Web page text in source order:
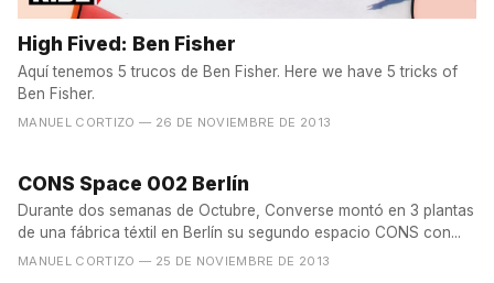
High Fived: Ben Fisher
Aquí tenemos 5 trucos de Ben Fisher. Here we have 5 tricks of
Ben Fisher.
MANUEL CORTIZO — 26 DE NOVIEMBRE DE 2013
CONS Space 002 Berlín
Durante dos semanas de Octubre, Converse montó en 3 plantas
de una fábrica téxtil en Berlín su segundo espacio CONS con...
MANUEL CORTIZO — 25 DE NOVIEMBRE DE 2013